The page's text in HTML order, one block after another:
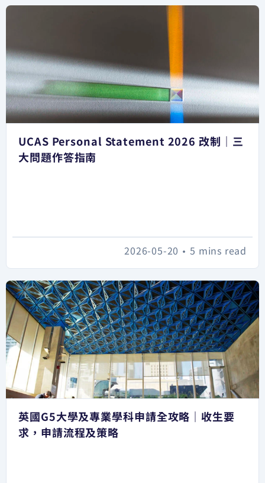
UCAS Personal Statement 2026 改制｜三
大問題作答指南
5 mins read
•
2026-05-20
英國G5大學及專業學科申請全攻略｜收生要
求，申請流程及策略